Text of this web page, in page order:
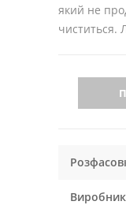
який не
чиститься.
Виробник